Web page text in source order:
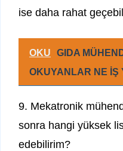
ise daha rahat
OKU
GIDA
OKUYANLAR NE İŞ
9. Mekatronik
sonra hangi yüksek
edebilirim?